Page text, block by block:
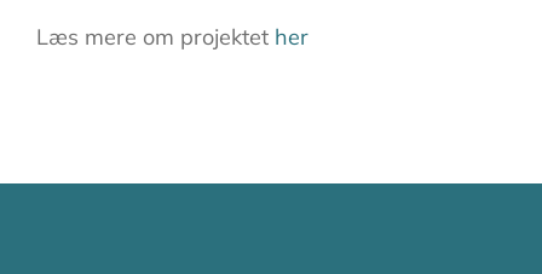
Læs mere om projektet her